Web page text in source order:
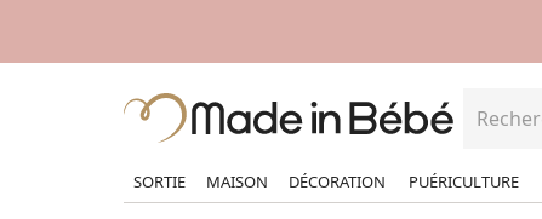
SORTIE MAISON DÉCORATION PUÉRICULTURE